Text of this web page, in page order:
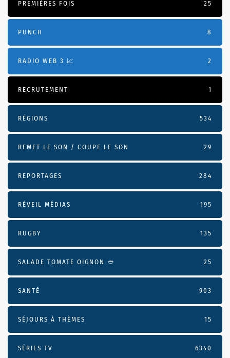
PREMIÈRES FOIS 25
PUNCH 8
RADIO WEB 3 📈 2
RECRUTEMENT 1
RÉGIONS 534
REMET LE SON / COUPE LE SON 29
REPORTAGES 284
RÉVEIL MÉDIAS 195
RUGBY 135
SALADE TOMATE OIGNON 🥙 25
SANTÉ 903
SÉJOURS À THÈMES 15
SÉRIES TV 6340